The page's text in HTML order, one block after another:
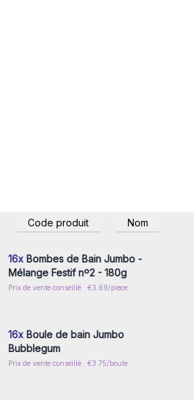
Code produit Nom
Connectez-vous ou inscrivez-
vous pour accéder aux prix de
gros
16x Bombes de Bain Jumbo -
Mélange Festif nº2 - 180g
Prix de vente conseillé : €3.69/piece
Connectez-vous ou inscrivez-
16x Boule de bain Jumbo
Bubblegum
Prix de vente conseillé : €3.75/boule
Connectez-vous ou inscrivez-